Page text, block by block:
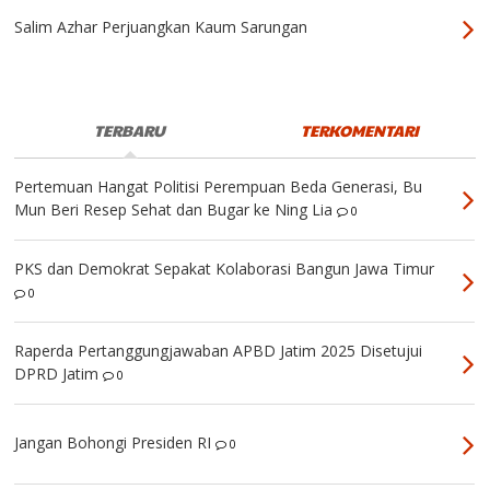
Salim Azhar Perjuangkan Kaum Sarungan
TERBARU TERKOMENTARI
Pertemuan Hangat Politisi Perempuan Beda Generasi, Bu
Mun Beri Resep Sehat dan Bugar ke Ning Lia
0
PKS dan Demokrat Sepakat Kolaborasi Bangun Jawa Timur
0
Raperda Pertanggungjawaban APBD Jatim 2025 Disetujui
DPRD Jatim
0
Jangan Bohongi Presiden RI 0